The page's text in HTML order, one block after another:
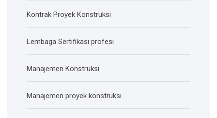
Kontrak Proyek Konstruksi
Lembaga Sertifikasi profesi
Manajemen Konstruksi
Manajemen proyek konstruksi